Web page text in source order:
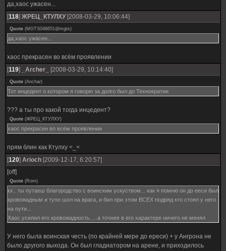
да,хаос ужасен...
[118] ЖРЕЦ_КТУЛХУ[2008-03-29, 10:06:44]
Quote (MGTS048651@mgts)
да,хаос ужасен...
хаос прекрасен во всём проявлении
[119] _Archer_ [2008-03-29, 10:14:40]
Quote (Anchar)
Тот инцедент о котором я говорю за долго был до Технократии
??? а ты про какой тогда инцедент?
Quote (ЖРЕЦ_КТУЛХУ)
хаос прекрасен во всём проявлении
прям блин как Ктулху <_<
[120] Ariоch [2009-12-17, 6:20:57]
[off]
Quote (Rom)
кх.. ты путаеш благородство с воинским ускуством... как я помню он до ееси был
кровожадным и тупо шол на врага, и бил при этом ВСЕХ подряд кто стоял у него
на пути...
Хаос усилил его кровожадность.....а точнее в его характере ничего не менял
У него была воинская честь (по крайней мере до ереси) + у Ангрона не
было другого выхода. Он был гладиатором на арене, и приходилось